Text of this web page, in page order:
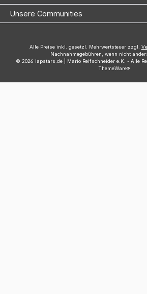
Unsere Communities
Alle Preise inkl. gesetzl. Mehrwertsteuer zzgl.
Nachnahmegebühren, wenn nicht
© 2026 lapstars.de | Mario Reifschneider e.K. - Alle
ThemeWare®